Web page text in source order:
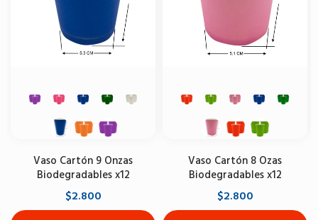
Vaso Cartón 9 Onzas
Biodegradables x12
$2.800
Vaso Cartón 8 Ozas
Biodegradables x12
$2.800